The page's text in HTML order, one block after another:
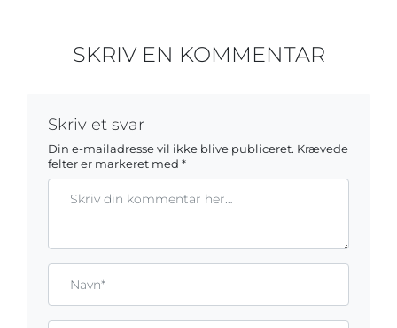
SKRIV EN KOMMENTAR
Skriv et svar
Din e-mailadresse vil ikke blive publiceret. Krævede
felter er markeret med *